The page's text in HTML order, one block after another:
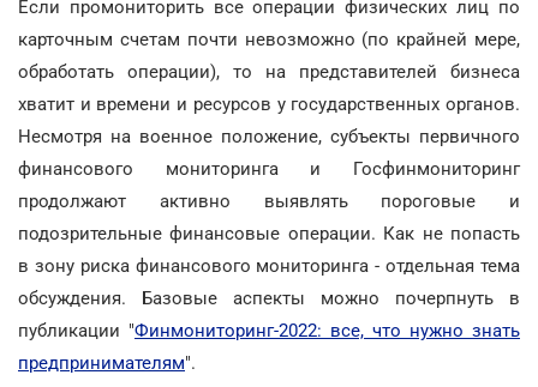
Если промониторить все операции физических лиц по
карточным счетам почти невозможно (по крайней мере,
обработать операции), то на представителей бизнеса
хватит и времени и ресурсов у государственных органов.
Несмотря на военное положение, субъекты первичного
финансового мониторинга и Госфинмониторинг
продолжают активно выявлять пороговые и
подозрительные финансовые операции. Как не попасть
в зону риска финансового мониторинга - отдельная тема
обсуждения. Базовые аспекты можно почерпнуть в
публикации "Финмониторинг-2022: все, что нужно знать
предпринимателям".